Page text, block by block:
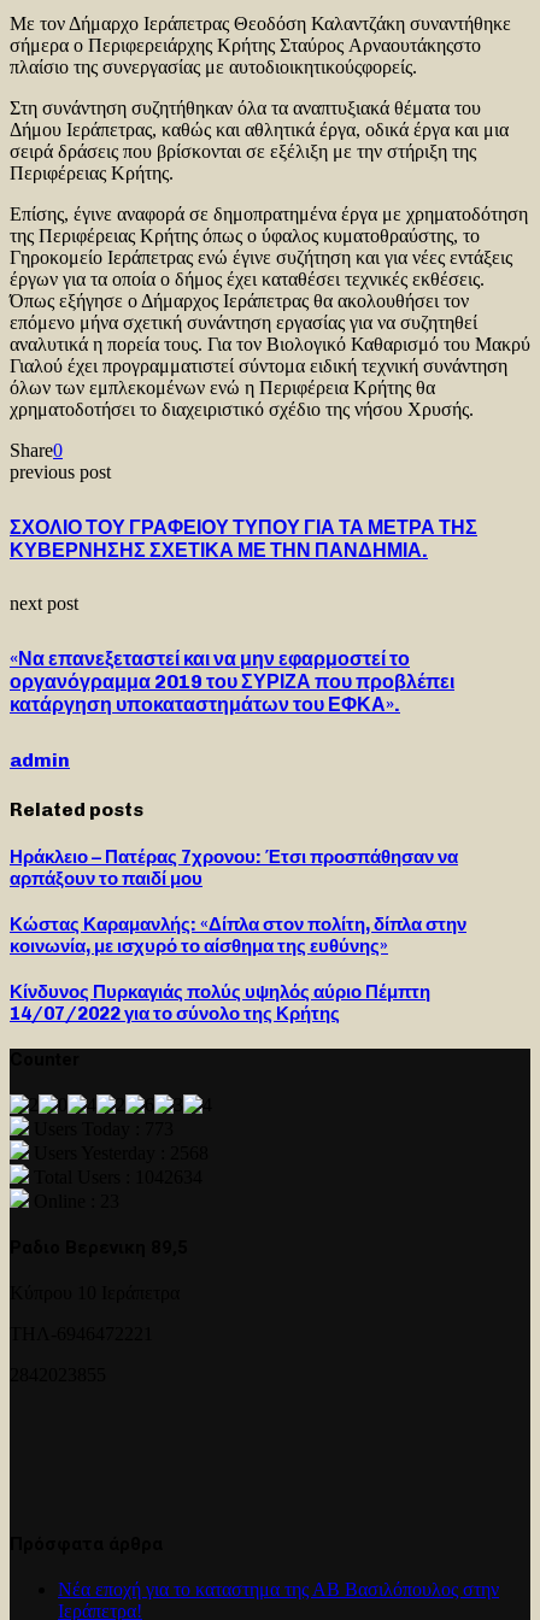
Με τον Δήμαρχο Ιεράπετρας Θεοδόση Καλαντζάκη συναντήθηκε
σήμερα ο Περιφερειάρχης Κρήτης Σταύρος Αρναουτάκηςστο
πλαίσιο της συνεργασίας με αυτοδιοικητικούςφορείς.
Στη συνάντηση συζητήθηκαν όλα τα αναπτυξιακά θέματα του
Δήμου Ιεράπετρας, καθώς και αθλητικά έργα, οδικά έργα και μια
σειρά δράσεις που βρίσκονται σε εξέλιξη με την στήριξη της
Περιφέρειας Κρήτης.
Επίσης, έγινε αναφορά σε δημοπρατημένα έργα με χρηματοδότηση
της Περιφέρειας Κρήτης όπως ο ύφαλος κυματοθραύστης, το
Γηροκομείο Ιεράπετρας ενώ έγινε συζήτηση και για νέες εντάξεις
έργων για τα οποία ο δήμος έχει καταθέσει τεχνικές εκθέσεις.
Όπως εξήγησε ο Δήμαρχος Ιεράπετρας θα ακολουθήσει τον
επόμενο μήνα σχετική συνάντηση εργασίας για να συζητηθεί
αναλυτικά η πορεία τους. Για τον Βιολογικό Καθαρισμό του Μακρύ
Γιαλού έχει προγραμματιστεί σύντομα ειδική τεχνική συνάντηση
όλων των εμπλεκομένων ενώ η Περιφέρεια Κρήτης θα
χρηματοδοτήσει το διαχειριστικό σχέδιο της νήσου Χρυσής.
Share0
previous post
ΣΧΟΛΙΟ ΤΟΥ ΓΡΑΦΕΙΟΥ ΤΥΠΟΥ ΓΙΑ ΤΑ ΜΕΤΡΑ ΤΗΣ
ΚΥΒΕΡΝΗΣΗΣ ΣΧΕΤΙΚΑ ΜΕ ΤΗΝ ΠΑΝΔΗΜΙΑ.
next post
«Να επανεξεταστεί και να μην εφαρμοστεί το
οργανόγραμμα 2019 του ΣΥΡΙΖΑ που προβλέπει
κατάργηση υποκαταστημάτων του ΕΦΚΑ».
admin
Related posts
Ηράκλειο – Πατέρας 7χρονου: Έτσι προσπάθησαν να
αρπάξουν το παιδί μου
Κώστας Καραμανλής: «Δίπλα στον πολίτη, δίπλα στην
κοινωνία, με ισχυρό το αίσθημα της ευθύνης»
Κίνδυνος Πυρκαγιάς πολύς υψηλός αύριο Πέμπτη
14/07/2022 για το σύνολο της Κρήτης
Νέα εποχή για το καταστημα της ΑΒ Βασιλόπουλος στην
Ιεράπετρα!